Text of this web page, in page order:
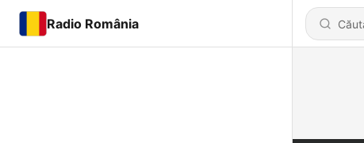
Radio România